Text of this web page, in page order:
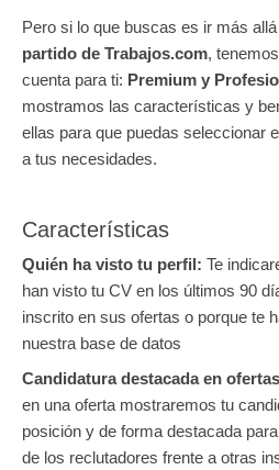
Pero si lo que buscas es ir más
partido de Trabajos.com,
cuenta para ti: Premium y
mostramos las características y
ellas para que puedas seleccionar
a tus necesidades.
Características
Quién ha visto tu perfil: Te
han visto tu CV en los últimos 90
inscrito en sus ofertas o porque te
nuestra base de datos
Candidatura destacada en
en una oferta mostraremos tu
posición y de forma destacada
de los reclutadores frente a otras